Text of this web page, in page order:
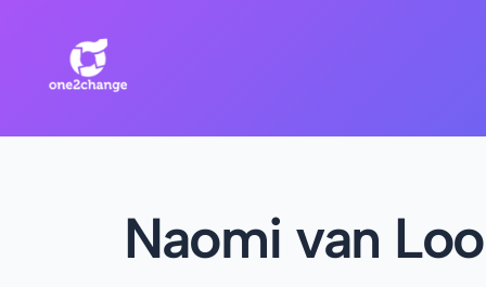
Naomi van